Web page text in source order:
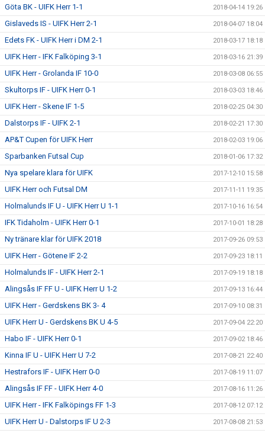
Göta BK - UIFK Herr 1-1 2018-04-14 19:26
Gislaveds IS - UIFK Herr 2-1 2018-04-07 18:04
Edets FK - UIFK Herr i DM 2-1 2018-03-17 18:18
UIFK Herr - IFK Falköping 3-1 2018-03-16 21:39
UIFK Herr - Grolanda IF 10-0 2018-03-08 06:55
Skultorps IF - UIFK Herr 0-1 2018-03-03 18:46
UIFK Herr - Skene IF 1-5 2018-02-25 04:30
Dalstorps IF - UIFK 2-1 2018-02-21 17:30
AP&T Cupen för UIFK Herr 2018-02-03 19:06
Sparbanken Futsal Cup 2018-01-06 17:32
Nya spelare klara för UIFK 2017-12-10 15:58
UIFK Herr och Futsal DM 2017-11-11 19:35
Holmalunds IF U - UIFK Herr U 1-1 2017-10-16 16:54
IFK Tidaholm - UIFK Herr 0-1 2017-10-01 18:28
Ny tränare klar för UIFK 2018 2017-09-26 09:53
UIFK Herr - Götene IF 2-2 2017-09-23 18:11
Holmalunds IF - UIFK Herr 2-1 2017-09-19 18:18
Alingsås IF FF U - UIFK Herr U 1-2 2017-09-13 16:44
UIFK Herr - Gerdskens BK 3- 4 2017-09-10 08:31
UIFK Herr U - Gerdskens BK U 4-5 2017-09-04 22:20
Habo IF - UIFK Herr 0-1 2017-09-02 18:46
Kinna IF U - UIFK Herr U 7-2 2017-08-21 22:40
Hestrafors IF - UIFK Herr 0-0 2017-08-19 11:07
Alingsås IF FF - UIFK Herr 4-0 2017-08-16 11:26
UIFK Herr - IFK Falköpings FF 1-3 2017-08-12 07:12
UIFK Herr U - Dalstorps IF U 2-3 2017-08-08 21:53